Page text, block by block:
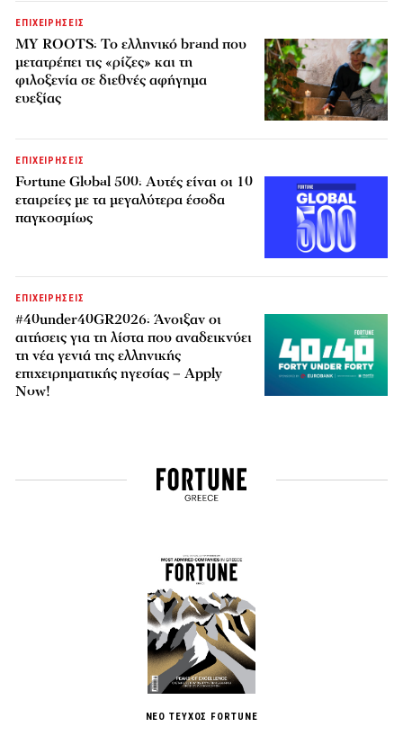
ΕΠΙΧΕΙΡΗΣΕΙΣ
MY ROOTS: Το ελληνικό brand που
μετατρέπει τις «ρίζες» και τη
φιλοξενία σε διεθνές αφήγημα
ευεξίας
ΕΠΙΧΕΙΡΗΣΕΙΣ
Fortune Global 500: Αυτές είναι οι 10
εταιρείες με τα μεγαλύτερα έσοδα
παγκοσμίως
ΕΠΙΧΕΙΡΗΣΕΙΣ
#40under40GR2026: Άνοιξαν οι
αιτήσεις για τη λίστα που αναδεικνύει
τη νέα γενιά της ελληνικής
επιχειρηματικής ηγεσίας – Apply
Now!
ΝΕΟ ΤΕΥΧΟΣ FORTUNE